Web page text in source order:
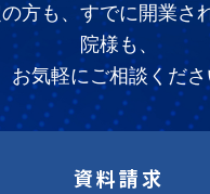
方も、すでに開業さ
院様も、
お気軽にご相談くださ
資料請求